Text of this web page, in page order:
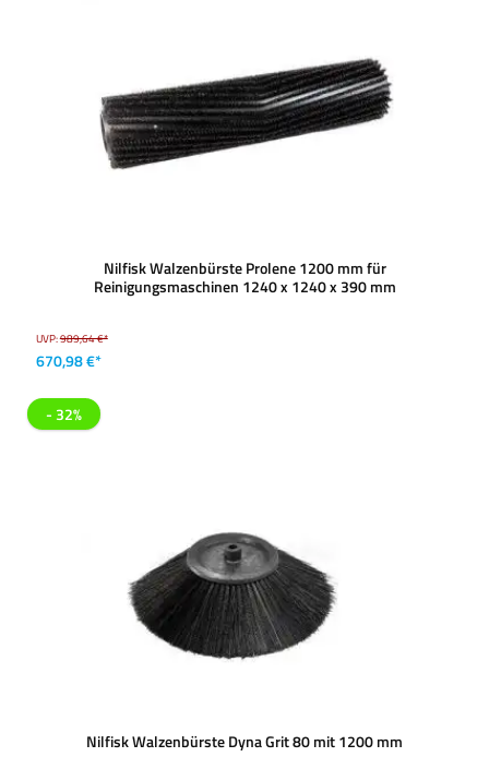
Nilfisk Walzenbürste Prolene 1200 mm für
Reinigungsmaschinen 1240 x 1240 x 390 mm
UVP:989,64 €*
670,98 €*
- 32%
Nilfisk Walzenbürste Dyna Grit 80 mit 1200 mm